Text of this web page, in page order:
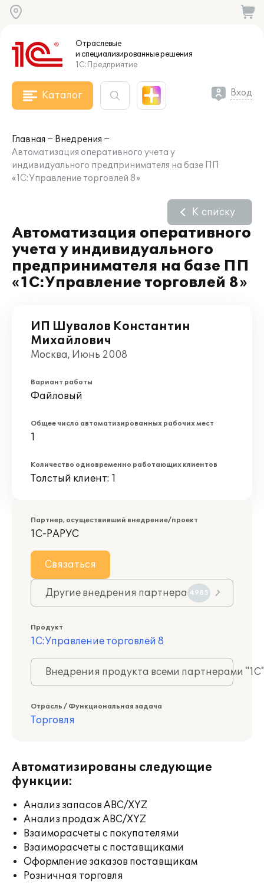
Отраслевые
и специализированныерешения
1С:Предприятие
Каталог Вход
Главная
Внедрения
Автоматизация оперативного учета у
индивидуального предпринимателя на базе ПП
«1С:Управление торговлей 8»
Автоматизация оперативного
учета у индивидуального
предпринимателя на базе ПП
«1С:Управление торговлей 8»
К списку
ИП Шувалов Константин
Михайлович
Москва, Июнь 2008
Вариант работы
Файловый
Общее число автоматизированных рабочих мест
1
Количество одновременно работающих клиентов
Толстый клиент: 1
Партнер, осуществивший внедрение/проект
1С-РАРУС
Связаться
Другие внедрения партнера 4985
Продукт
1С:Управление торговлей 8
Внедрения продукта всеми партнерами
Отрасль / Функциональная задача
Торговля
Автоматизированы следующие
функции:
Анализ запасов ABC/XYZ
Анализ продаж ABC/XYZ
Взаиморасчеты с покупателями
Взаиморасчеты с поставщиками
Оформление заказов поставщикам
Розничная торговля